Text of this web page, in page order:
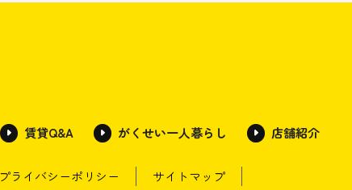
賃貸Q&A がくせい一人暮らし 店舗紹介
プライバシーポリシー サイトマップ